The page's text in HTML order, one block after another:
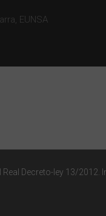
EUNSA
Decreto-ley 13/2012.